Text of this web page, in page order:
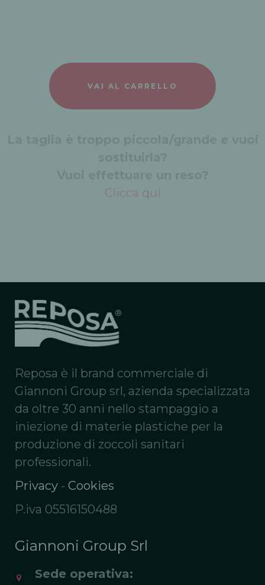
Clicca qui
Reposa è il brand commerciale di
Giannoni Group srl, azienda specializzata
da oltre 30 anni nello stampaggio a
iniezione di materie plastiche per la
produzione di zoccoli sanitari
professionali.
Privacy - Cookies
P.iva 05516150488
Giannoni Group Srl
Sede operativa: